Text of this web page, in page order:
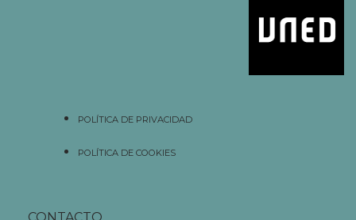
POLÍTICA DE PRIVACIDAD
POLÍTICA DE COOKIES
CONTACTO